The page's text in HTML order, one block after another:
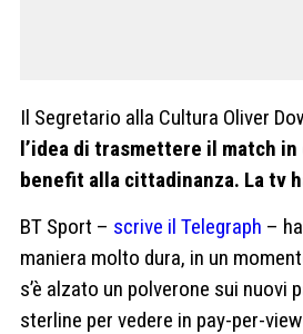
Il Segretario alla Cultura Oliver
l’idea di trasmettere il match
benefit alla cittadinanza. La tv
BT Sport – scrive il Telegraph –
maniera molto dura, in un
s’è alzato un polverone sui nuovi
sterline per vedere in pay-per-